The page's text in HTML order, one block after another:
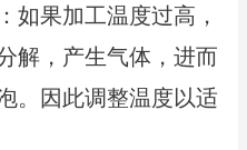
如果加工温度过高，
解，产生气体，进而
。因此调整温度以适